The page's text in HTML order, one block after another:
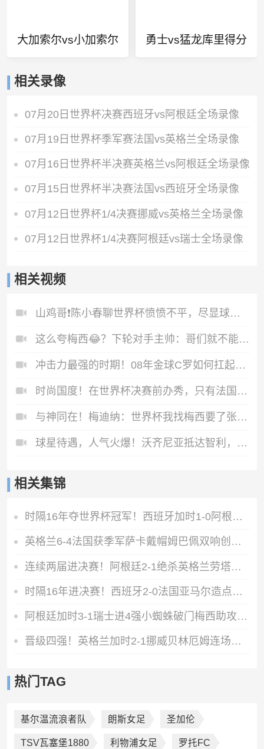
大加索尔vs小加索尔 勇士vs猛龙库里得分
相关录像
07月20日世界杯决赛西班牙vs阿根廷全场录像
07月19日世界杯季军赛法国vs英格兰全场录像
07月16日世界杯半决赛英格兰vs阿根廷全场录像
07月15日世界杯半决赛法国vs西班牙全场录像
07月12日世界杯1/4决赛挪威vs英格兰全场录像
07月12日世界杯1/4决赛阿根廷vs瑞士全场录像
相关视频
山鸡哥❗️陈小春聊世界杯愤愤不平，尽显球迷本色
这么夸梅西😂？下轮对手主帅：哥们就不能度度假，坐坐游艇吗？
冲击力最强的时期！08年金球C罗如何扛起球队？
时尚国度！在世界杯决赛前办秀，只有法国人敢这么做！
与神同在！梅迪纳：世界杯我找梅西要了张照片，我得把它纹在身上
球星待遇，人气火爆！沃齐尼亚抵达智利，众多球迷接机欢呼声震耳
相关集锦
时隔16年夺世界杯冠军！西班牙加时1-0阿根廷费兰制胜恩佐染红
英格兰6-4法国获季军萨卡戴帽姆巴佩双响创纪录奥利塞2助+失良机
连续两届进决赛！阿根廷2-1绝杀英格兰劳塔罗恩佐破门梅西两助攻
时隔16年进决赛！西班牙2-0法国亚马尔造点奥亚萨瓦尔、波罗破门
阿根廷加时3-1瑞士进4强小蜘蛛破门梅西助攻麦卡恩博洛假摔染红
晋级四强！英格兰加时2-1挪威贝林厄姆连场双响谢尔德鲁普破门
热门TAG
基尔温流浪者队 朗斯女足 圣加伦
TSV瓦塞堡1880 利物浦女足 罗托FC